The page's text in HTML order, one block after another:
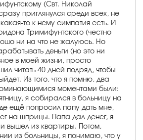
(Свт. Николай
приглянулся среди всех, не
то к нему симпатия есть. И
Тримифунтского (честно
ни на что не жалуюсь. Но
деньги (но это ни
в моей жизни, просто
читать 40 дней подряд, чтобы
Из того, что я помню, два
моментами были:
я собирался в больницу на
ещё попросил папу дать мне,
на шприцы. Папа дал денег, я
вышел из квартиры. Потом,
из больницы, я понимаю, что у